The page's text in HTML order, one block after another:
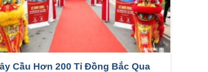
Cầu Hơn 200 Tỉ Đồng Bắc Qua